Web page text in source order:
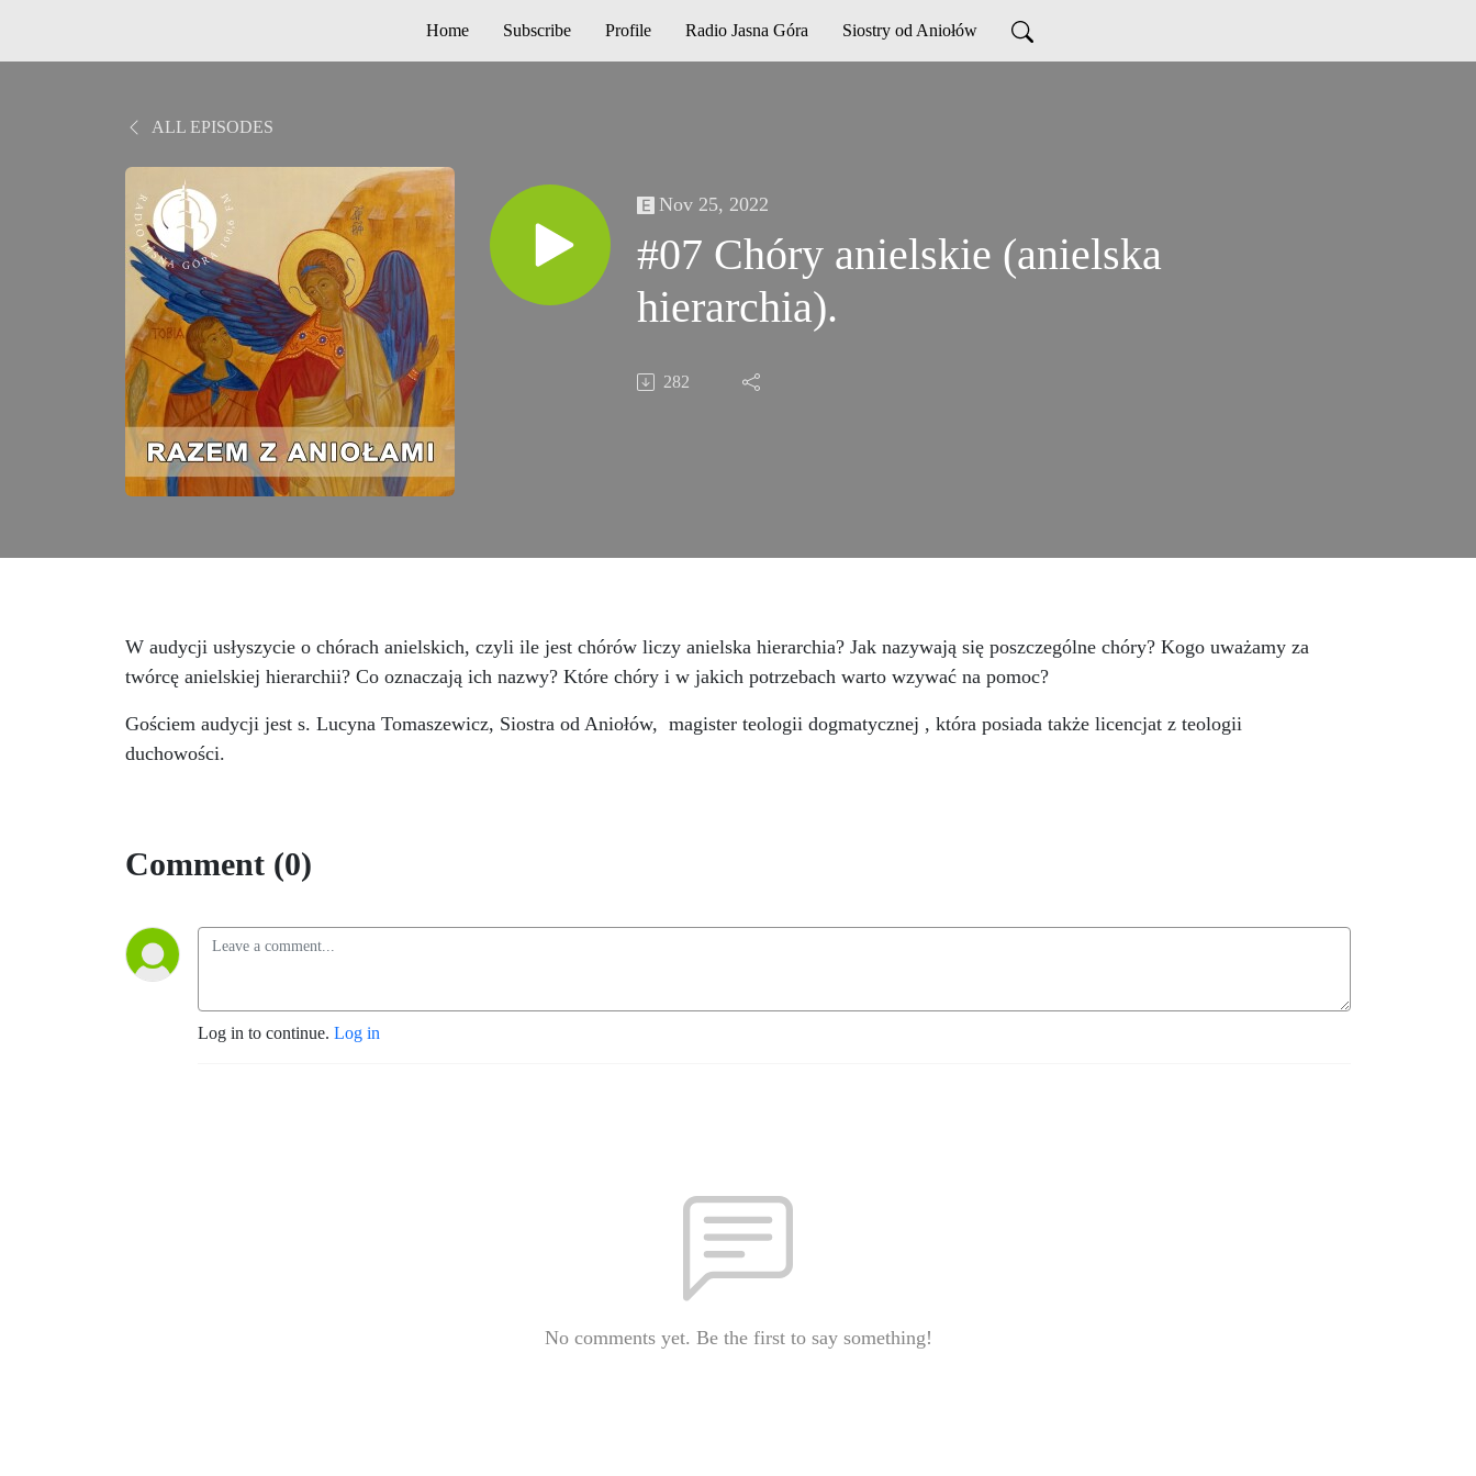
Home Subscribe Profile Radio Jasna Góra Siostry od Aniołów
ALL EPISODES
Nov 25, 2022
#07 Chóry anielskie (anielska
hierarchia).
282
W audycji usłyszycie o chórach anielskich, czyli ile jest chórów liczy anielska hierarchia? Jak nazywają się poszczególne chóry? Kogo uważamy za
twórcę anielskiej hierarchii? Co oznaczają ich nazwy? Które chóry i w jakich potrzebach warto wzywać na pomoc?
Gościem audycji jest s. Lucyna Tomaszewicz, Siostra od Aniołów, magister teologii dogmatycznej , która posiada także licencjat z teologii
duchowości.
Comment (0)
Log in to continue. Log in
No comments yet. Be the first to say something!